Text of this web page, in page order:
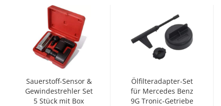
Sauerstoff-Sensor &
Gewindestrehler Set
5 Stück mit Box
Ölfilteradapter-Set
für Mercedes Benz
9G Tronic-Getriebe